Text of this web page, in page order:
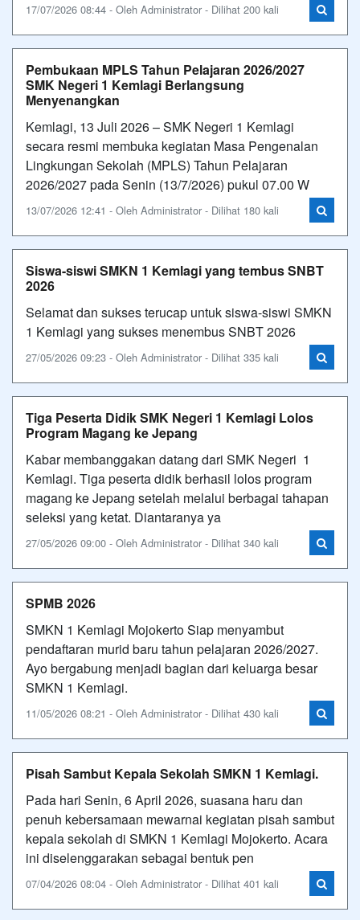
17/07/2026 08:44 - Oleh Administrator - Dilihat 200 kali
Pembukaan MPLS Tahun Pelajaran 2026/2027
SMK Negeri 1 Kemlagi Berlangsung
Menyenangkan
Kemlagi, 13 Juli 2026 – SMK Negeri 1 Kemlagi
secara resmi membuka kegiatan Masa Pengenalan
Lingkungan Sekolah (MPLS) Tahun Pelajaran
2026/2027 pada Senin (13/7/2026) pukul 07.00 W
13/07/2026 12:41 - Oleh Administrator - Dilihat 180 kali
Siswa-siswi SMKN 1 Kemlagi yang tembus SNBT
2026
Selamat dan sukses terucap untuk siswa-siswi SMKN
1 Kemlagi yang sukses menembus SNBT 2026
27/05/2026 09:23 - Oleh Administrator - Dilihat 335 kali
Tiga Peserta Didik SMK Negeri 1 Kemlagi Lolos
Program Magang ke Jepang
Kabar membanggakan datang dari SMK Negeri 1
Kemlagi. Tiga peserta didik berhasil lolos program
magang ke Jepang setelah melalui berbagai tahapan
seleksi yang ketat. Diantaranya ya
27/05/2026 09:00 - Oleh Administrator - Dilihat 340 kali
SPMB 2026
SMKN 1 Kemlagi Mojokerto Siap menyambut
pendaftaran murid baru tahun pelajaran 2026/2027.
Ayo bergabung menjadi bagian dari keluarga besar
SMKN 1 Kemlagi.
11/05/2026 08:21 - Oleh Administrator - Dilihat 430 kali
Pisah Sambut Kepala Sekolah SMKN 1 Kemlagi.
Pada hari Senin, 6 April 2026, suasana haru dan
penuh kebersamaan mewarnai kegiatan pisah sambut
kepala sekolah di SMKN 1 Kemlagi Mojokerto. Acara
ini diselenggarakan sebagai bentuk pen
07/04/2026 08:04 - Oleh Administrator - Dilihat 401 kali